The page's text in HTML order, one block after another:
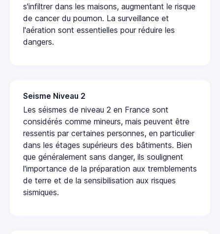
s'infiltrer dans les maisons, augmentant le risque
de cancer du poumon. La surveillance et
l'aération sont essentielles pour réduire les
dangers.
Seisme Niveau 2
Les séismes de niveau 2 en France sont
considérés comme mineurs, mais peuvent être
ressentis par certaines personnes, en particulier
dans les étages supérieurs des bâtiments. Bien
que généralement sans danger, ils soulignent
l'importance de la préparation aux tremblements
de terre et de la sensibilisation aux risques
sismiques.